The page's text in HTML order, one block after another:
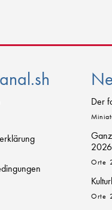
Der
2026
Orte
Orte